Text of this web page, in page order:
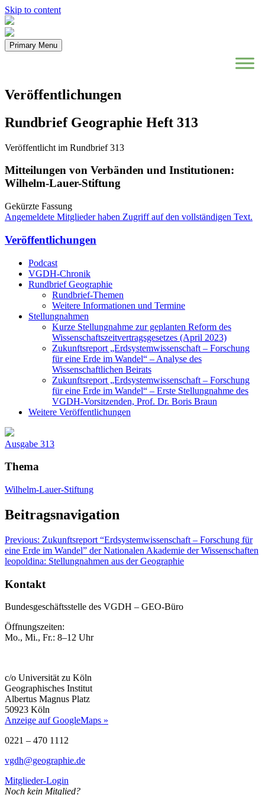
Skip to content
Primary Menu
Veröffentlichungen
Rundbrief Geographie Heft 313
Veröffentlicht im Rundbrief 313
Mitteilungen von Verbänden und Institutionen:
Wilhelm-Lauer-Stiftung
Gekürzte Fassung
Angemeldete Mitglieder haben Zugriff auf den vollständigen Text.
Veröffentlichungen
Podcast
VGDH-Chronik
Rundbrief Geographie
Rundbrief-Themen
Weitere Informationen und Termine
Stellungnahmen
Kurze Stellungnahme zur geplanten Reform des
Wissenschaftszeitvertragsgesetzes (April 2023)
Zukunftsreport „Erdsystemwissenschaft – Forschung
für eine Erde im Wandel“ – Analyse des
Wissenschaftlichen Beirats
Zukunftsreport „Erdsystemwissenschaft – Forschung
für eine Erde im Wandel“ – Erste Stellungnahme des
VGDH-Vorsitzenden, Prof. Dr. Boris Braun
Weitere Veröffentlichungen
Ausgabe 313
Thema
Wilhelm-Lauer-Stiftung
Beitragsnavigation
Previous: Zukunftsreport “Erdsystemwissenschaft – Forschung für
eine Erde im Wandel” der Nationalen Akademie der Wissenschaften
leopoldina: Stellungnahmen aus der Geographie
Kontakt
Bundesgeschäftsstelle des VGDH – GEO-Büro
Öffnungszeiten:
Mo., Mi., Fr.: 8–12 Uhr
c/o Universität zu Köln
Geographisches Institut
Albertus Magnus Platz
50923 Köln
Anzeige auf GoogleMaps »
0221 – 470 1112
vgdh@geographie.de
Mitglieder-Login
Noch kein Mitglied?